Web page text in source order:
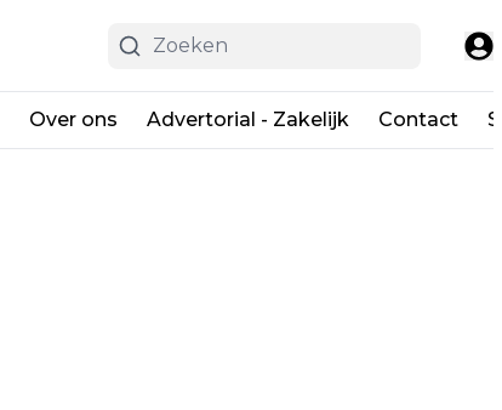
Over ons Advertorial - Zakelijk Contact